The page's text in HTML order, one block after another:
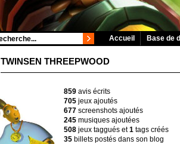
Accueil Base de
TWINSEN THREEPWOOD
859 avis écrits
705 jeux ajoutés
677 screenshots ajoutés
245 musiques ajoutées
508 jeux taggués et1 tags créés
35 billets postés dans son blog